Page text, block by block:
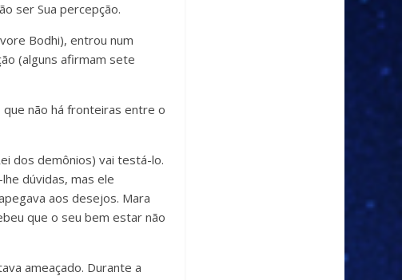
ser Sua percepção.
Bodhi), entrou num
(alguns afirmam sete
não há fronteiras entre o
dos demônios) vai testá-lo.
dúvidas, mas ele
aos desejos. Mara
que o seu bem estar não
ameaçado. Durante a